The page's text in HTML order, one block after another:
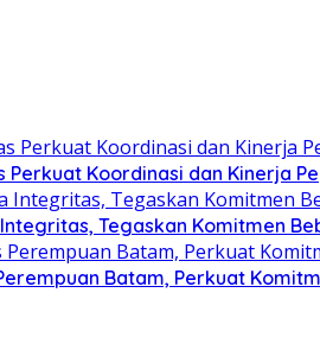
Perkuat Koordinasi dan Kinerja
Tegaskan Komitmen
Batam, Perkuat